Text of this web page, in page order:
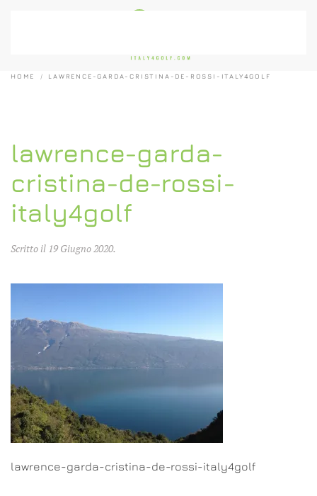
HOME LAWRENCE-GARDA-CRISTINA-DE-ROSSI-ITALY4GOLF
lawrence-garda-
cristina-de-rossi-
italy4golf
Scritto il 19 Giugno 2020.
lawrence-garda-cristina-de-rossi-italy4golf